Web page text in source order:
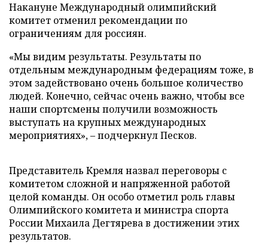
Накануне Международный олимпийский
комитет отменил рекомендации по
ограничениям для россиян.
«Мы видим результаты. Результаты по
отдельным международным федерациям тоже, в
этом задействовано очень большое количество
людей. Конечно, сейчас очень важно, чтобы все
наши спортсмены получили возможность
выступать на крупных международных
мероприятиях», – подчеркнул Песков.
Представитель Кремля назвал переговоры с
комитетом сложной и напряженной работой
целой команды. Он особо отметил роль главы
Олимпийского комитета и министра спорта
России Михаила Дегтярева в достижении этих
результатов.